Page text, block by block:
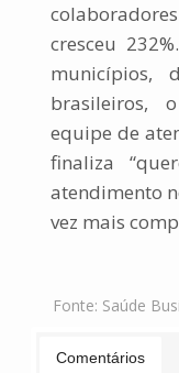
cresceu
municípios,
brasileiros,
equipe de
finaliza
atendimento
vez mais
Fonte: Saúde
Comentários